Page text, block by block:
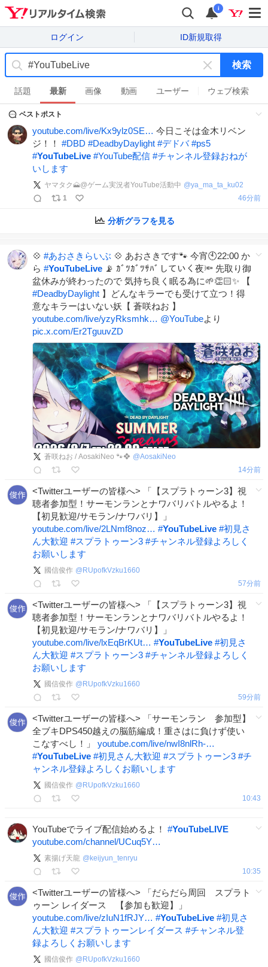
i
ログイン ID新規取得
キ
ー
ワ
ド
を
消
検索
話題 最新 画像 動画 ユーザー ウェブ検索
ベストポスト
youtube.com/live/Kx9ylz0SE… 今日こそは金木リベン
ジ！！ #DBD #DeadbyDaylight #デドバ #ps5
#YouTubeLive #YouTube配信 #チャンネル登録おねが
いします
ヤマタク🗻@ゲーム実況者YouTube活動中 @ya_ma_ta_ku02
1
46分前
分析グラフを見る
💠 #あおさきらいぶ 💠 あおさきです🐾 今宵🕙22:00 か
ら #YouTubeLive 📡 ｶﾞﾂｶﾞﾂｻﾊﾞしていく夜🔦 先取り御
盆休みが終わったので 気持ち良く眠る為に🌱👏🏻✨ 【
#DeadbyDaylight 】どんなキラーでも受けて立つ！得
意なキラーはいない妖【 蒼咲ねお 】
youtube.com/live/yzyRksmhk… @YouTubeより
pic.x.com/Er2TguuvZD
蒼咲ねお / AosakiNeo 🐾❖ @AosakiNeo
15分前
<Twitterユーザーの皆様へ> 「【スプラトゥーン3】視
聴者参加型！サーモンランとナワバリバトルやるよ！
【初見歓迎/サモラン/ナワバリ】」
youtube.com/live/2LNmf8noz… #YouTubeLive #初見さ
ん大歓迎 #スプラトゥーン3 #チャンネル登録よろしく
お願いします
國信俊作 @ RUpofkVzku1660
57分前
<Twitterユーザーの皆様へ> 「【スプラトゥーン3】視
聴者参加型！サーモンランとナワバリバトルやるよ！
【初見歓迎/サモラン/ナワバリ】」
youtube.com/live/lxEqBrKUt… #YouTubeLive #初見さ
ん大歓迎 #スプラトゥーン3 #チャンネル登録よろしく
お願いします
國信俊作 @ RUpofkVzku1660
59分前
<Twitterユーザーの皆様へ> 「サーモンラン 参加型】
全ブキDPS450越えの脳筋編成！重さはに負けず使い
こなすべし！」 youtube.com/live/nwI8nlRh-…
#YouTubeLive #初見さん大歓迎 #スプラトゥーン3 #チ
ャンネル登録よろしくお願いします
國信俊作 @ RUpofkVzku1660
10:43
YouTubeでライブ配信始めるよ！ #YouTubeLIVE
youtube.com/channel/UCuq5Y…
素揚げ天龍 @ keijyun_tenryu
10:35
<Twitterユーザーの皆様へ> 「だらだら周回 スプラト
ゥーン レイダース 【参加も歓迎】」
youtube.com/live/zIuN1fRJY… #YouTubeLive #初見さ
ん大歓迎 #スプラトゥーンレイダース #チャンネル登
録よろしくお願いします
國信俊作 @ RUpofkVzku1660